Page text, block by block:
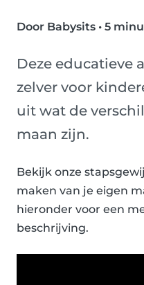
Door Babysits • 5
Deze educatieve
zelver voor
uit wat de
maan zijn.
Bekijk onze
maken van je eigen
hieronder voor een
beschrijving.